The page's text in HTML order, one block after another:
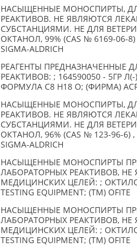
НАСЫЩЕННЫЕ МОНОСПИРТЫ,
РЕАКТИВОВ. НЕ ЯВЛЯЮТСЯ
СУБСТАНЦИЯМИ. НЕ ДЛЯ
ОКТАНОЛ, 99% (CAS № 6169-06-
SIGMA-ALDRICH
РЕАГЕНТЫ ПРЕДНАЗНАЧЕННЫЕ
РЕАКТИВОВ: ; 164590050 - 5ГР
ФОРМУЛА C8 H18 O; (ФИРМА)
НАСЫЩЕННЫЕ МОНОСПИРТЫ,
РЕАКТИВОВ. НЕ ЯВЛЯЮТСЯ
СУБСТАНЦИЯМИ. НЕ ДЛЯ
ОКТАНОЛ, 96% (CAS № 123-96-6)
SIGMA-ALDRICH
НАСЫЩЕННЫЕ МОНОСПИРТЫ
ЛАБОРАТОРНЫХ РЕАКТИВОВ,
МЕДИЦИНСКИХ ЦЕЛЕЙ: ;
TESTING EQUIPMENT; (TM) OFITE
НАСЫЩЕННЫЕ МОНОСПИРТЫ
ЛАБОРАТОРНЫХ РЕАКТИВОВ,
МЕДИЦИНСКИХ ЦЕЛЕЙ: ;
TESTING EQUIPMENT; (TM) OFITE